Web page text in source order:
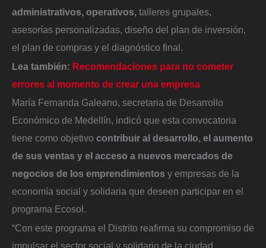
administrativos, operativos, talleres grupales,
asesorías personalizadas, diseño del plan de inversión,
el plan de compras y el diagnóstico final.
Lea también: Recomendaciones para no cometer
errores al momento de crear una empresa
María Fernanda Galeano, secretaria de Desarrollo
Económico de Medellín, indicó que esta convocatoria
tiene como objetivo contribuir al desarrollo, el aumento
de sus ventas y el acceso a nuevos mercados de
negocios de los emprendimientos y empresas de la
economía social y solidaria que deseen participar en el
programa Ecosol.
“Con este programa el Distrito reafirma su compromiso de
impulsar el sector social y solidario de la ciudad,